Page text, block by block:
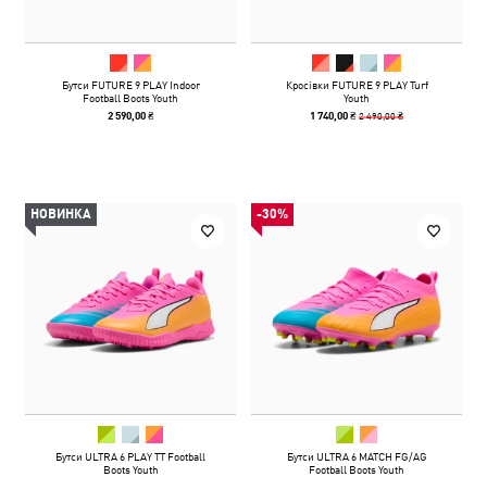
Бутси FUTURE 9 PLAY Indoor
Football Boots Youth
2 590,00 ₴
Кросівки FUTURE 9 PLAY Turf
Youth
1 740,00 ₴2 490,00 ₴
НОВИНКА
Бутси ULTRA 6 PLAY TT Football
Boots Youth
-30%
Бутси ULTRA 6 MATCH FG/AG
Football Boots Youth